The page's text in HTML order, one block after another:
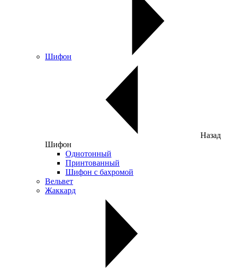
Шифон
Назад
Шифон
Однотонный
Принтованный
Шифон с бахромой
Вельвет
Жаккард